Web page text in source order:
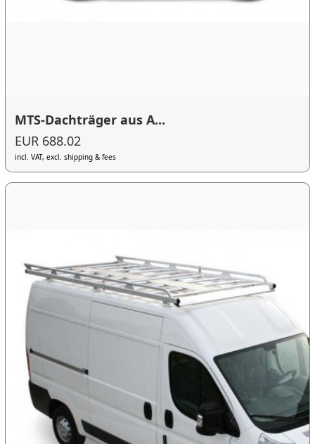
MTS-Dachträger aus A...
EUR 688.02
incl. VAT, excl. shipping & fees